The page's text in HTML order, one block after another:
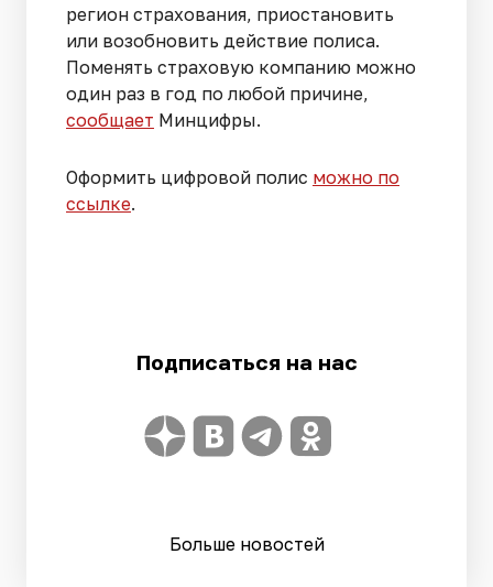
регион страхования, приостановить
или возобновить действие полиса.
Поменять страховую компанию можно
один раз в год по любой причине,
сообщает Минцифры.
Оформить цифровой полис можно по
ссылке.
Подписаться на нас
Больше новостей